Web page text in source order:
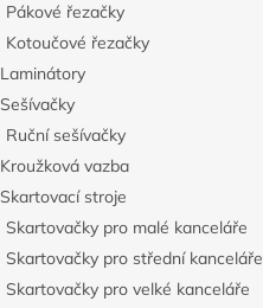
Pákové řezačky
Kotoučové řezačky
Laminátory
Sešívačky
Ruční sešívačky
Kroužková vazba
Skartovací stroje
Skartovačky pro malé kanceláře
Skartovačky pro střední kanceláře
Skartovačky pro velké kanceláře